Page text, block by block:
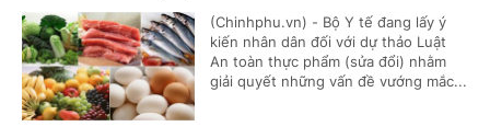
(Chinhphu.vn) - Bộ Y tế đang lấy ý
kiến nhân dân đối với dự thảo Luật
An toàn thực phẩm (sửa đổi) nhằm
giải quyết những vấn đề vướng mắc...